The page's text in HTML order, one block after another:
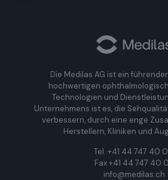
Die Medilas AG ist ein
hochwertigen
Technologien und
Unternehmens ist es, die
verbessern, durch eine enge
Herstellern, Kliniken und
Tel. +41 44 747 40
Fax +41 44 747 40
info@medilas.ch